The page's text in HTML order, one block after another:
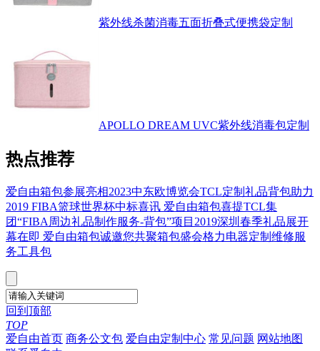
紫外线杀菌消毒五面折叠式便携袋定制
APOLLO DREAM UVC紫外线消毒包定制
热点推荐
爱自由箱包参展亮相2023中东欧博览会TCL定制礼品背包助力
2019 FIBA篮球世界杯中标喜讯 爱自由箱包喜提TCL集
团“FIBA周边礼品制作服务-背包”项目 2019深圳春季礼品展开
幕在即 爱自由箱包诚邀您共聚箱包盛会格力电器定制维修服
务工具包
回到顶部
TOP
爱自由首页 商务公文包 爱自由定制中心 常见问题 网站地图